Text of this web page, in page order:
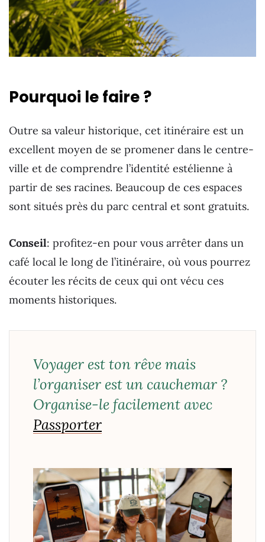
Pourquoi le faire ?
Outre sa valeur historique, cet itinéraire est un
excellent moyen de se promener dans le centre-
ville et de comprendre l’identité estélienne à
partir de ses racines. Beaucoup de ces espaces
sont situés près du parc central et sont gratuits.
Conseil: profitez-en pour vous arrêter dans un
café local le long de l’itinéraire, où vous pourrez
écouter les récits de ceux qui ont vécu ces
moments historiques.
Voyager est ton rêve mais
l’organiser est un cauchemar ?
Organise-le facilement avec
Passporter